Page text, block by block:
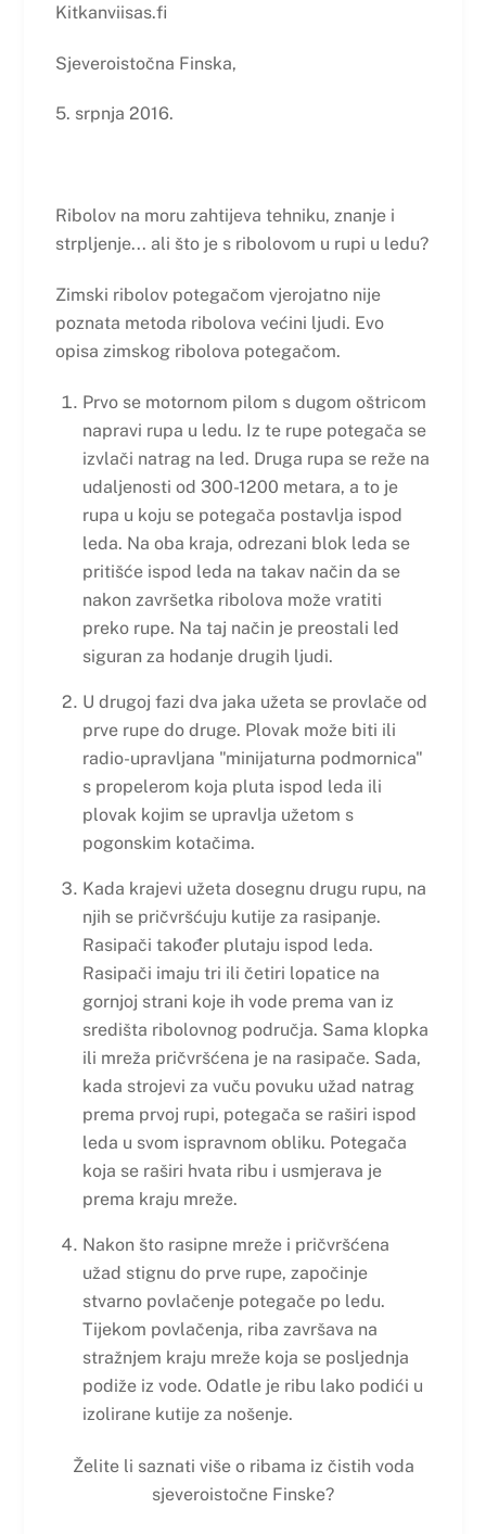
Kitkanviisas.fi
Sjeveroistočna Finska,
5. srpnja 2016.
Ribolov na moru zahtijeva tehniku, znanje i
strpljenje... ali što je s ribolovom u rupi u ledu?
Zimski ribolov potegačom vjerojatno nije
poznata metoda ribolova većini ljudi. Evo
opisa zimskog ribolova potegačom.
Prvo se motornom pilom s dugom oštricom
napravi rupa u ledu. Iz te rupe potegača se
izvlači natrag na led. Druga rupa se reže na
udaljenosti od 300-1200 metara, a to je
rupa u koju se potegača postavlja ispod
leda. Na oba kraja, odrezani blok leda se
pritišće ispod leda na takav način da se
nakon završetka ribolova može vratiti
preko rupe. Na taj način je preostali led
siguran za hodanje drugih ljudi.
U drugoj fazi dva jaka užeta se provlače od
prve rupe do druge. Plovak može biti ili
radio-upravljana "minijaturna podmornica"
s propelerom koja pluta ispod leda ili
plovak kojim se upravlja užetom s
pogonskim kotačima.
Kada krajevi užeta dosegnu drugu rupu, na
njih se pričvršćuju kutije za rasipanje.
Rasipači također plutaju ispod leda.
Rasipači imaju tri ili četiri lopatice na
gornjoj strani koje ih vode prema van iz
središta ribolovnog područja. Sama klopka
ili mreža pričvršćena je na rasipače. Sada,
kada strojevi za vuču povuku užad natrag
prema prvoj rupi, potegača se raširi ispod
leda u svom ispravnom obliku. Potegača
koja se raširi hvata ribu i usmjerava je
prema kraju mreže.
Nakon što rasipne mreže i pričvršćena
užad stignu do prve rupe, započinje
stvarno povlačenje potegače po ledu.
Tijekom povlačenja, riba završava na
stražnjem kraju mreže koja se posljednja
podiže iz vode. Odatle je ribu lako podići u
izolirane kutije za nošenje.
Želite li saznati više o ribama iz čistih voda
sjeveroistočne Finske?